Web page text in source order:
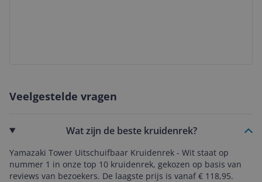
Veelgestelde vragen
Wat zijn de beste kruidenrek?
Yamazaki Tower Uitschuifbaar Kruidenrek - Wit staat op
nummer 1 in onze top 10 kruidenrek, gekozen op basis van
reviews van bezoekers. De laagste prijs is vanaf € 118,95.